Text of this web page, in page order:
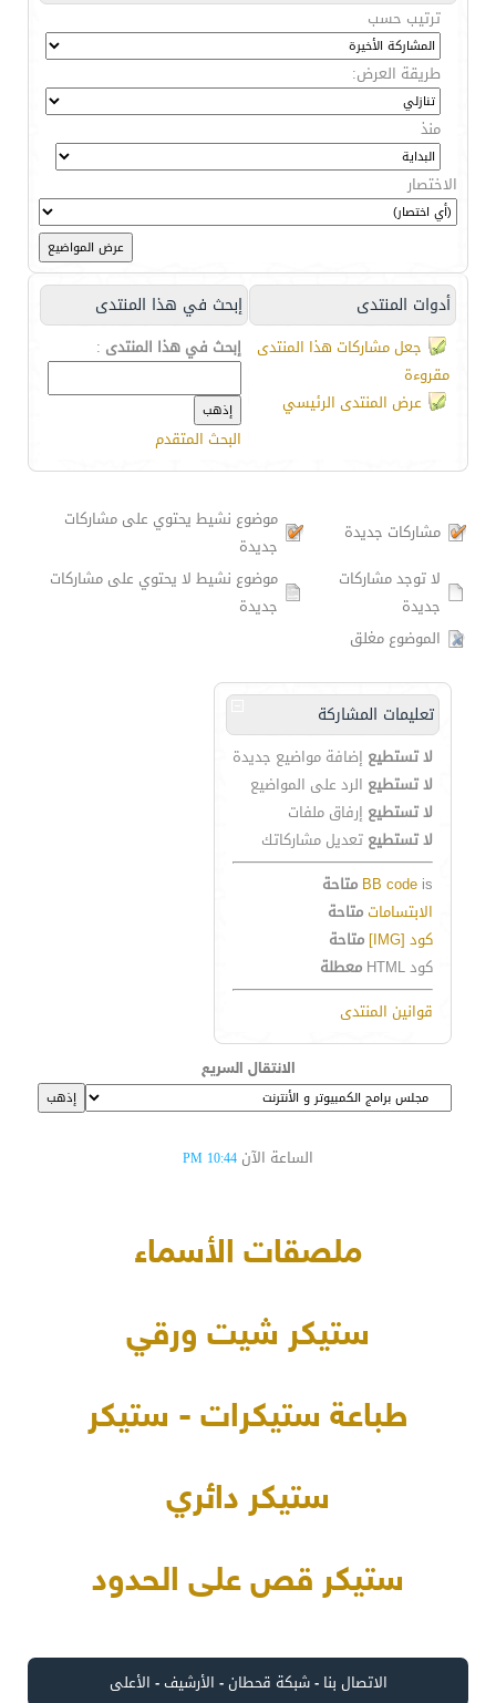
ترتيب حسب
طريقة العرض:
منذ
الاختصار
أدوات المنتدى إبحث في هذا المنتدى
جعل مشاركات هذا المنتدى
مقروءة
عرض المنتدى الرئيسي
إبحث في هذا المنتدى :
البحث المتقدم
مشاركات جديدة
موضوع نشيط يحتوي على مشاركات
جديدة
لا توجد مشاركات
جديدة
موضوع نشيط لا يحتوي على مشاركات
جديدة
الموضوع مغلق
تعليمات المشاركة
لا تستطيع إضافة مواضيع جديدة
لا تستطيع الرد على المواضيع
لا تستطيع إرفاق ملفات
لا تستطيع تعديل مشاركاتك
BB code is
متاحة
الابتساماتمتاحة
كود [IMG]
متاحة
كود HTML
معطلة
قوانين المنتدى
الانتقال السريع
الساعة الآن 10:44 PM
ملصقات الأسماء
ستيكر شيت ورقي
طباعة ستيكرات - ستيكر
ستيكر دائري
ستيكر قص على الحدود
الاتصال بنا -شبكة قحطان- الأرشيف- الأعلى